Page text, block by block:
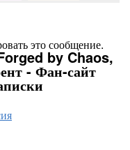
это сообщение.
by Chaos,
- Фан-сайт